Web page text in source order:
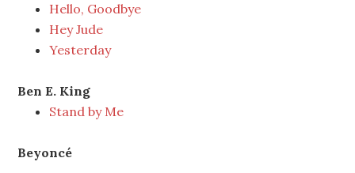
Hello, Goodbye
Hey Jude
Yesterday
Ben E. King
Stand by Me
Beyoncé